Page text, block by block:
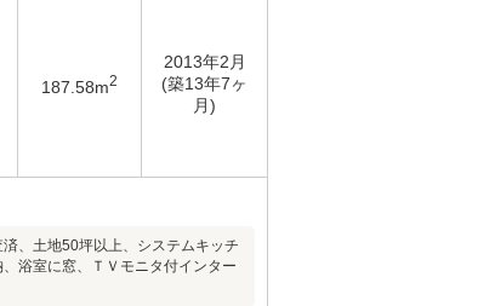
187.58m2
2013年2月
(築13年7ヶ
月)
、土地50坪以上、システムキッチ
浴室に窓、ＴＶモニタ付インター